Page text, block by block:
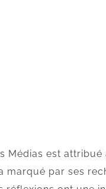
Médias est
par ses